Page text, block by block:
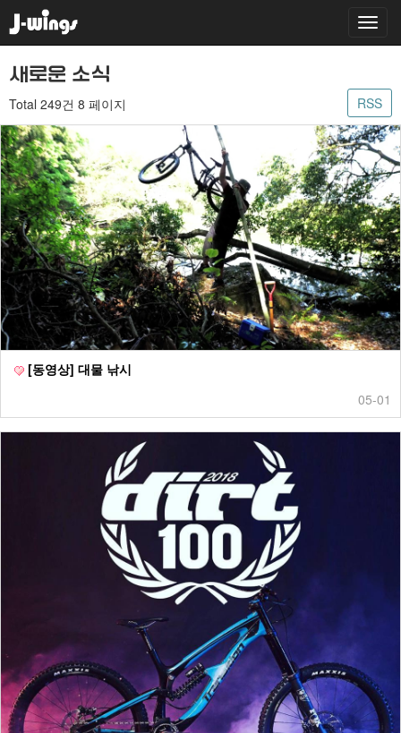
새로운 소식
Total 249건 8 페이지 RSS
[동영상] 대물 낚시
05-01